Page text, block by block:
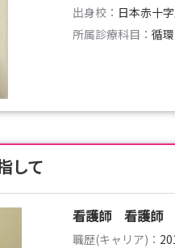
出身校： 日本赤十
所属診療科目： 循
して
看護師 看護師
職歴(キャリア)：